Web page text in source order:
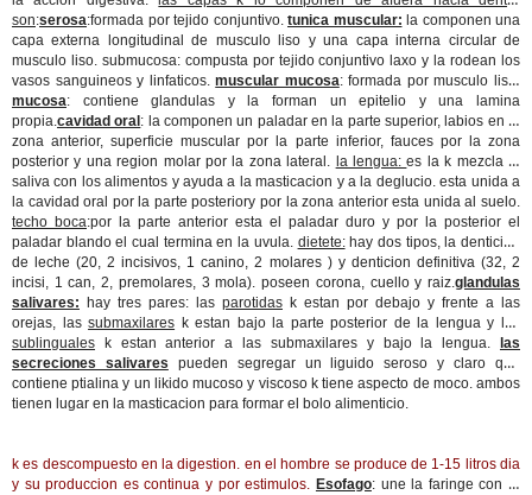
son:serosa:formada por tejido conjuntivo. tunica muscular: la componen una
capa externa longitudinal de musculo liso y una capa interna circular de
musculo liso. submucosa: compusta por tejido conjuntivo laxo y la rodean los
vasos sanguineos y linfaticos.muscular mucosa: formada por musculo liso.
mucosa: contiene glandulas y la forman un epitelio y una lamina
propia.cavidad oral : la componen un paladar en la parte superior, labios en la
zona anterior, superficie muscular por la parte inferior, fauces por la zona
posterior y una region molar por la zona lateral. la lengua:es la k mezcla la
saliva con los alimentos y ayuda a la masticacion y a la deglucio. esta unida a
la cavidad oral por la parte posteriory por la zona anterior esta unida al suelo.
techo boca:por la parte anterior esta el paladar duro y por la posterior el
paladar blando el cual termina en la uvula. dietete:hay dos tipos, la denticion
de leche (20, 2 incisivos, 1 canino, 2 molares ) y denticion definitiva (32, 2
incisi, 1 can, 2, premolares, 3 mola). poseen corona, cuello y raiz.glandulas
salivares: hay tres pares: las parotidas k estan por debajo y frente a las
orejas, lassubmaxilares k estan bajo la parte posterior de la lengua y las
sublinguales k estan anterior a las submaxilares y bajo la lengua.
las
secreciones salivares pueden segregar un liguido seroso y claro que
contiene ptialina y un likido mucoso y viscoso k tiene aspecto de moco. ambos
tienen lugar en la masticacion para formar el bolo alimenticio.
k es descompuesto en la digestion. en el hombre se produce de 1-15 litros dia
y su produccion es continua y por estimulos. Esofago: une la faringe con el